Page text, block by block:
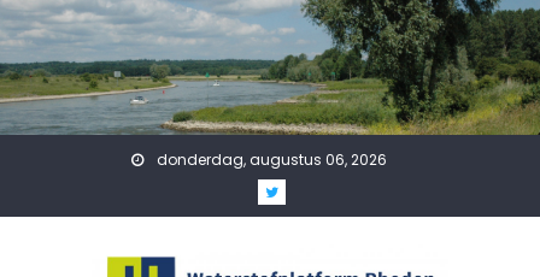
Skip
to
content
donderdag, augustus 06, 2026